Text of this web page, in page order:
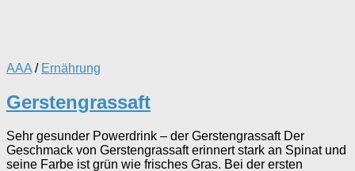
AAA / Ernährung
Gerstengrassaft
Sehr gesunder Powerdrink – der Gerstengrassaft Der
Geschmack von Gerstengrassaft erinnert stark an Spinat und
seine Farbe ist grün wie frisches Gras. Bei der ersten